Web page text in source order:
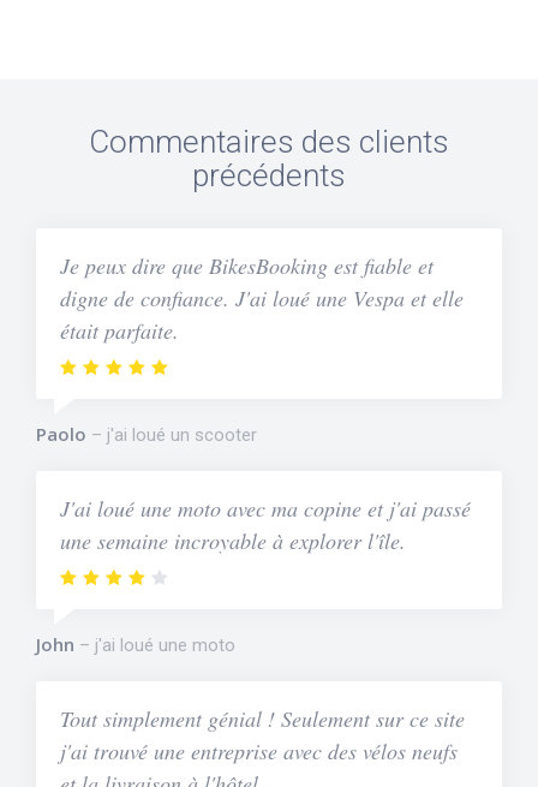
Commentaires des clients
précédents
Je peux dire que BikesBooking est fiable et
digne de confiance. J'ai loué une Vespa et elle
était parfaite.
Paolo j'ai loué un scooter
J'ai loué une moto avec ma copine et j'ai passé
une semaine incroyable à explorer l'île.
John j'ai loué une moto
Tout simplement génial ! Seulement sur ce site
j'ai trouvé une entreprise avec des vélos neufs